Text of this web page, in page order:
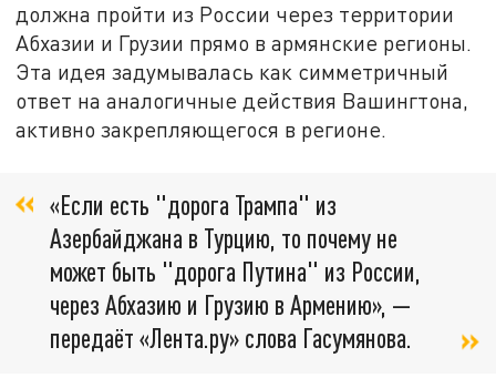
должна пройти из России через территории
Абхазии и Грузии прямо в армянские регионы.
Эта идея задумывалась как симметричный
ответ на аналогичные действия Вашингтона,
активно закрепляющегося в регионе.
«Если есть "дорога Трампа" из
Азербайджана в Турцию, то почему не
может быть "дорога Путина" из России,
через Абхазию и Грузию в Армению», —
передаёт «Лента.ру» слова Гасумянова.